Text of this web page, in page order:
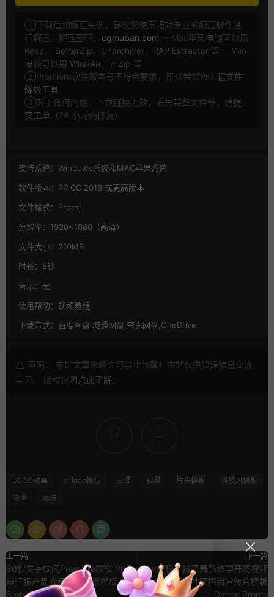
①下载后如解压失败，建议您使用相对专业的解压软件进
行解压，解压密码： cgmuban.com -- Mac苹果电脑可以用
Keka ， BetterZip ， Unarchiver， RAR Extractor 等 -- Win
电脑可以用 WinRAR ， 7-Zip 等
②Premiere软件版本号不符合要求，可以尝试Pr工程文件
降级工具
③对于任何问题：下载链接无效，丢失某些文件等，请提
交工单 （24 小时内修复）
支持系统： Windows系统和MAC苹果系统
软件版本： PR CC 2018 或更高版本
文件格式： Prproj
分辨率： 1920×1080（高清）
文件大小： 210MB
时长： 8秒
音乐： 无
使用帮助： 视频教程
下载方式： 百度网盘,城通网盘,夸克网盘,OneDrive
声明： 本站文章未经许可禁止转载！本站仅供资源信息交流
学习， 版权说明点此了解 ！
LOGO动画 pr logo模板 三维 实景 片头模板
科技风模板
能量
魔法
上一篇
30秒文字快闪Premiere模板 PR答
辩汇报产品介绍动画展示模板 30
Stomped Opener
下一篇
PR模板：抖音舞蹈教学开场视频
Premiere街舞社团招新宣传片模板
Dance Promo